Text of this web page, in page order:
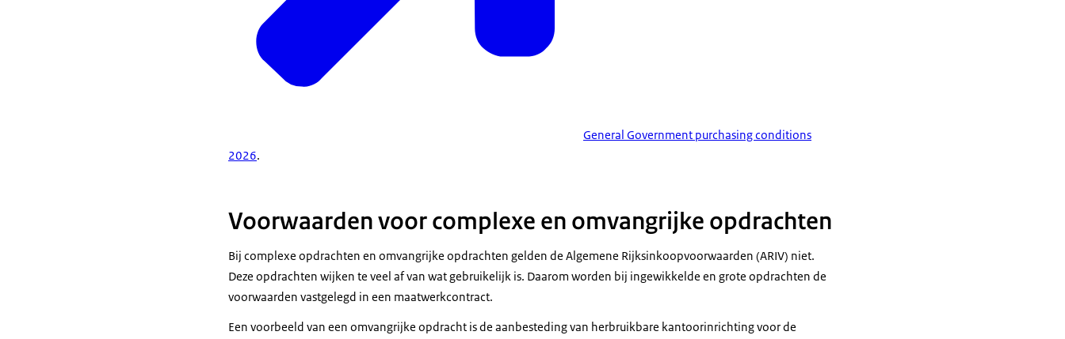
General Government purchasing conditions
2026.
Voorwaarden voor complexe en omvangrijke opdrachten
Bij complexe opdrachten en omvangrijke opdrachten gelden de Algemene Rijksinkoopvoorwaarden (ARIV) niet.
Deze opdrachten wijken te veel af van wat gebruikelijk is. Daarom worden bij ingewikkelde en grote opdrachten de
voorwaarden vastgelegd in een maatwerkcontract.
Een voorbeeld van een omvangrijke opdracht is de aanbesteding van herbruikbare kantoorinrichting voor de